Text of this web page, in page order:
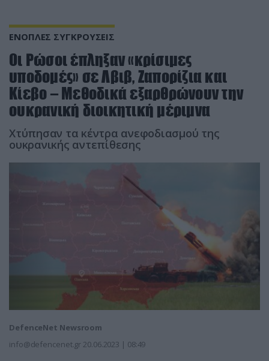
ΕΝΟΠΛΕΣ ΣΥΓΚΡΟΥΣΕΙΣ
Οι Ρώσοι έπληξαν «κρίσιμες
υποδομές» σε Λβιβ, Ζαπορίζια και
Κίεβο – Μεθοδικά εξαρθρώνουν την
ουκρανική διοικητική μέριμνα
Χτύπησαν τα κέντρα ανεφοδιασμού της
ουκρανικής αντεπίθεσης
DefenceNet Newsroom
info@defencenet.gr 20.06.2023 | 08:49